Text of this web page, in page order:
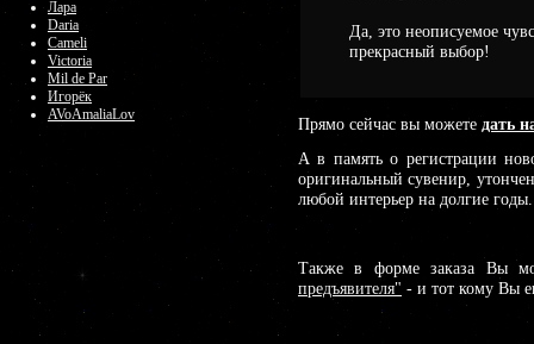
Лара
Daria
Cameli
Victoria
Mil de Par
Игорёк
AVoAmaliaLov
Да, это неописуемое
прекрасный выбор!
Прямо сейчас вы можете дать
А в память о регистрации
оригинальный сувенир,
любой интерьер на долгие годы.
Также в форме заказа Вы
предъявителя" - и тот кому Вы